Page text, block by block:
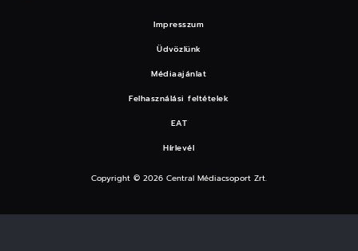
Impresszum
Üdvözlünk
Médiaajánlat
Felhasználási feltételek
EAT
Hírlevél
Copyright © 2026 Central Médiacsoport Zrt.